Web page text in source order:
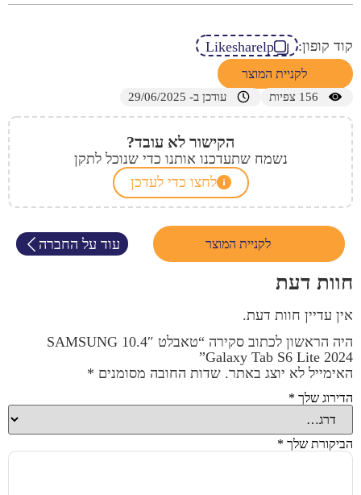
קוד קופון: Likesharelp
לקניית המוצר
156 צפיות עודכן ב- 29/06/2025
הקישור לא עובד?
נשמח שתעדכנו אותנו כדי שנוכל לתקן
לחצו כדי לעדכן
לקניית המוצר עוד על החברה
חוות דעת
אין עדיין חוות דעת.
היה הראשון לכתוב סקירה “טאבלט 10.4″ SAMSUNG
Galaxy Tab S6 Lite 2024”
האימייל לא יוצג באתר. שדות החובה מסומנים *
הדירוג שלך *
הביקורת שלך *